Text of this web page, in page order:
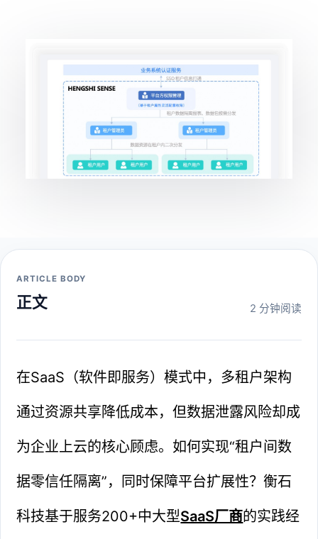
ARTICLE BODY
正文 2 分钟阅读
在SaaS（软件即服务）模式中，多租户架构
通过资源共享降低成本，但数据泄露风险却成
为企业上云的核心顾虑。如何实现“租户间数
据零信任隔离”，同时保障平台扩展性？衡石
科技基于服务200+中大型SaaS厂商的实践经